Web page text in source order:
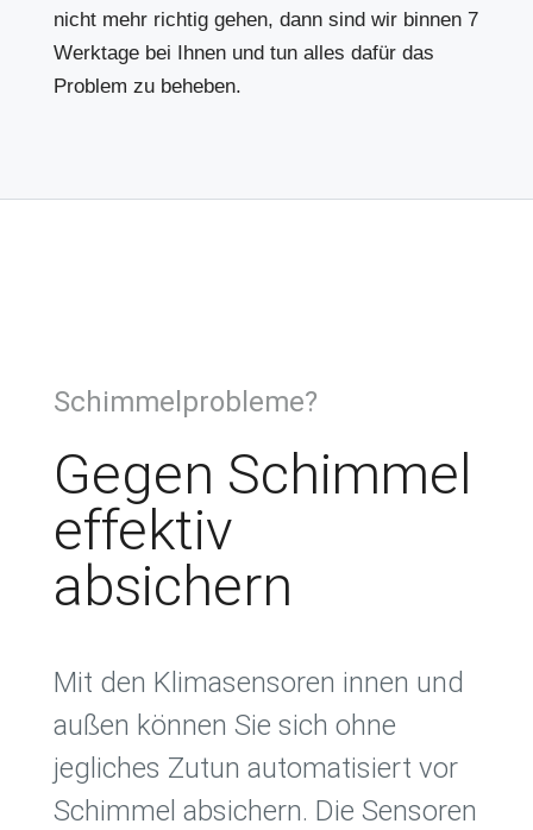
nicht mehr richtig gehen, dann sind wir binnen 7
Werktage bei Ihnen und tun alles dafür das
Problem zu beheben.
Schimmelprobleme?
Gegen Schimmel
effektiv
absichern
Mit den Klimasensoren innen und
außen können Sie sich ohne
jegliches Zutun automatisiert vor
Schimmel absichern. Die Sensoren